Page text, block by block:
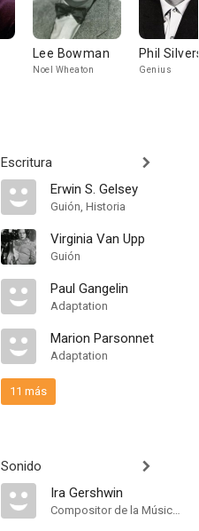
Lee Bowman
Noel Wheaton
Phil
Genius
Escritura
Erwin S. Gelsey
Guión, Historia
Virginia Van Upp
Guión
Paul Gangelin
Adaptation
Marion Parsonnet
Adaptation
11 más
Sonido
Ira Gershwin
Compositor de la Música Original